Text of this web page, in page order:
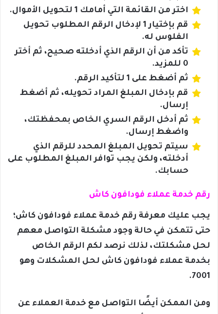
اختر من القائمة التي أمامك 1 لتحويل الأموال.
قم بإختيار 1 لإدخال الرقم المطلوب تحويل
الفلوس له.
تأكد من أن الرقم الذي أدخلته صحيح، ثم أختر
0 للمزيد.
ثم أضغط على 1 لتأكيد الرقم.
قم بإدخال المبلغ المراد تحويله، ثم أضغط
إرسال.
ثم أدخل الرقم السري الخاص بمحفظتك،
واضغط إرسال.
سيتم تحويل المبلغ المحدد للرقم الذي
أدخلته، ولكن يجب توافر المبلغ المطلوب على
حسابك.
رقم خدمة عملاء فودافون كاش
يجب عليك معرفة رقم خدمة عملاء فودافون كاش؛
حتى تتمكن في حالة وجود مشكلة التواصل معهم
لحل مشكلتك، لذلك نرصد لكم الرقم الخاص
بخدمة عملاء فودافون كاش لحل المشكلات وهو
7001.
ومن الممكن أيضًا التواصل مع خدمة العملاء عن